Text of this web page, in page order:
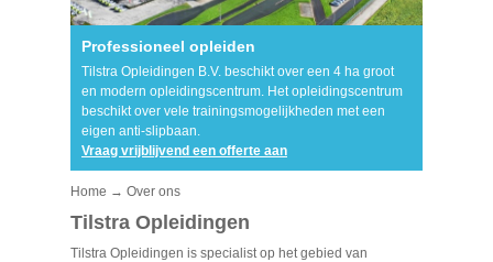
Professioneel opleiden
Tilstra Opleidingen B.V. beschikt over een 4 ha groot
en modern opleidingscentrum. Het opleidingscentrum
beschikt over vele trainingsmogelijkheden met een
eigen anti-slipbaan.
Vraag vrijblijvend een offerte aan
Home → Over ons
Tilstra Opleidingen
Tilstra Opleidingen is specialist op het gebied van